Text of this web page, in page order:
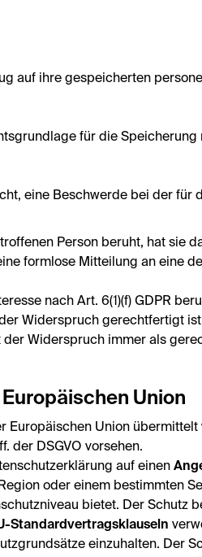
auf ihre gespeicherten
für die
eine Beschwerde bei der für
Person beruht, hat sie
formlose Mitteilung an eine
nach Art. 6(1)(f) GDPR
Widerspruch gerechtfertigt
Widerspruch immer als
Union
Europäischen Union
der DSGVO vorsehen.
auf einen
oder einem bestimmten
bietet. Der Schutz
Standardvertragsklauseln
einzuhalten. Der